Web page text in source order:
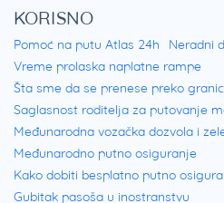
KORISNO
Pomoć na putu Atlas 24h Neradni
Vreme prolaska naplatne rampe
Šta sme da se prenese preko
Saglasnost roditelja za putovanje
Međunarodna vozačka dozvola i
Međunarodno putno osiguranje
Kako dobiti besplatno putno
Gubitak pasoša u inostranstvu